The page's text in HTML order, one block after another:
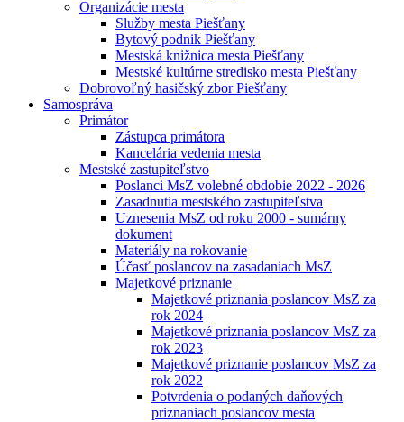
Organizácie mesta
Služby mesta Piešťany
Bytový podnik Piešťany
Mestská knižnica mesta Piešťany
Mestské kultúrne stredisko mesta Piešťany
Dobrovoľný hasičský zbor Piešťany
Samospráva
Primátor
Zástupca primátora
Kancelária vedenia mesta
Mestské zastupiteľstvo
Poslanci MsZ volebné obdobie 2022 - 2026
Zasadnutia mestského zastupiteľstva
Uznesenia MsZ od roku 2000 - sumárny
dokument
Materiály na rokovanie
Účasť poslancov na zasadaniach MsZ
Majetkové priznanie
Majetkové priznania poslancov MsZ za
rok 2024
Majetkové priznania poslancov MsZ za
rok 2023
Majetkové priznanie poslancov MsZ za
rok 2022
Potvrdenia o podaných daňových
priznaniach poslancov mesta